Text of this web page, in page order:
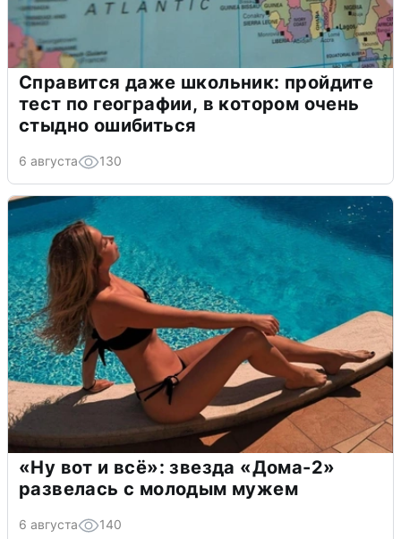
Справится даже школьник: пройдите
тест по географии, в котором очень
стыдно ошибиться
6 августа 130
«Ну вот и всё»: звезда «Дома-2»
развелась с молодым мужем
6 августа 140